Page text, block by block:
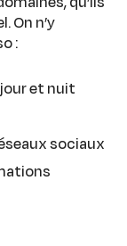
On n’y
:
et nuit
sociaux